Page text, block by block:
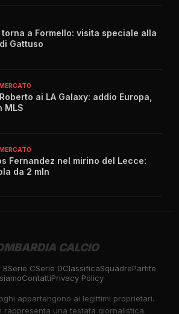
torna a Formello: visita speciale alla
Gattuso
ai LA Galaxy: addio Europa,
MLS
Fernandez nel mirino del Lecce:
da 2 mln
CALCIO
BSerie CSerie DClassificaSquadrePartite
ContattiPrivacy Policy
appartengono ai legittimi proprietari.
rappresenta una testata giornalistica.